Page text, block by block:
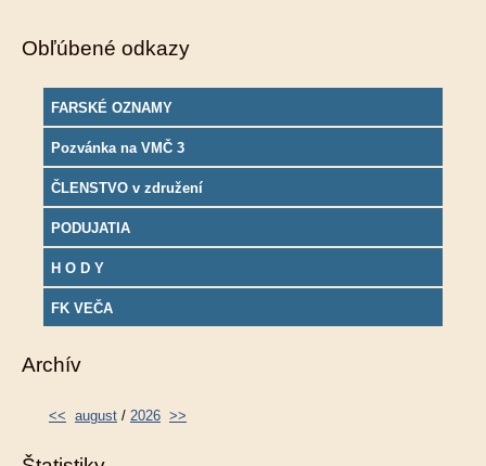
Obľúbené odkazy
FARSKÉ OZNAMY
Pozvánka na VMČ 3
ČLENSTVO v združení
PODUJATIA
H O D Y
FK VEČA
Archív
<< august / 2026 >>